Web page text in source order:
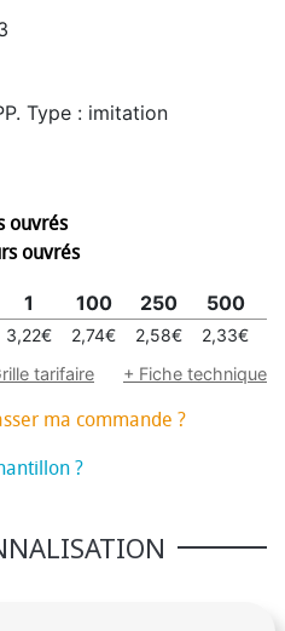
Type : imitation
ouvrés
ouvrés
1 100 250 500
3,22€ 2,74€ 2,58€ 2,33€
tarifaire
+ Fiche technique
ma commande ?
?